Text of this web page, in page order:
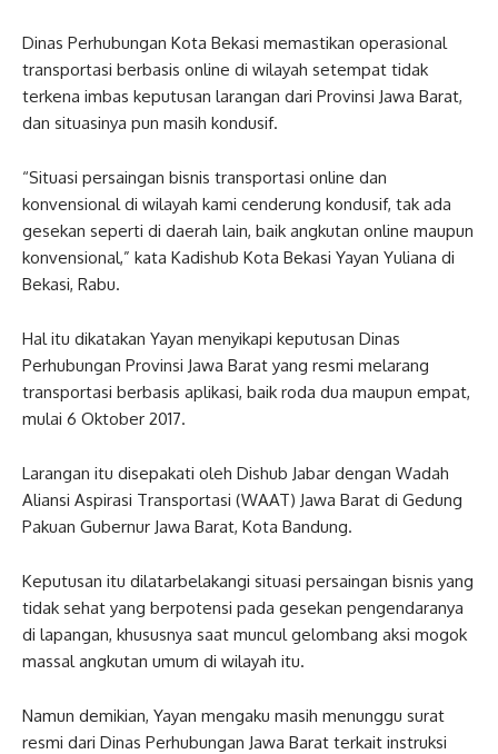
Dinas Perhubungan Kota Bekasi memastikan operasional
transportasi berbasis online di wilayah setempat tidak
terkena imbas keputusan larangan dari Provinsi Jawa Barat,
dan situasinya pun masih kondusif.
“Situasi persaingan bisnis transportasi online dan
konvensional di wilayah kami cenderung kondusif, tak ada
gesekan seperti di daerah lain, baik angkutan online maupun
konvensional,” kata Kadishub Kota Bekasi Yayan Yuliana di
Bekasi, Rabu.
Hal itu dikatakan Yayan menyikapi keputusan Dinas
Perhubungan Provinsi Jawa Barat yang resmi melarang
transportasi berbasis aplikasi, baik roda dua maupun empat,
mulai 6 Oktober 2017.
Larangan itu disepakati oleh Dishub Jabar dengan Wadah
Aliansi Aspirasi Transportasi (WAAT) Jawa Barat di Gedung
Pakuan Gubernur Jawa Barat, Kota Bandung.
Keputusan itu dilatarbelakangi situasi persaingan bisnis yang
tidak sehat yang berpotensi pada gesekan pengendaranya
di lapangan, khususnya saat muncul gelombang aksi mogok
massal angkutan umum di wilayah itu.
Namun demikian, Yayan mengaku masih menunggu surat
resmi dari Dinas Perhubungan Jawa Barat terkait instruksi